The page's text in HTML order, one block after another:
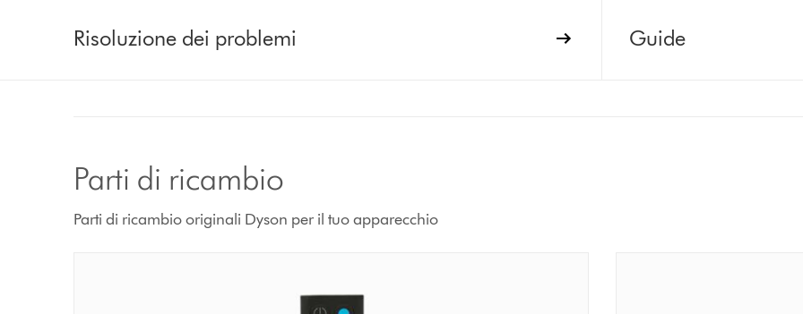
Risoluzione dei problemi Guide
Parti di ricambio
Parti di ricambio originali Dyson per il tuo apparecchio